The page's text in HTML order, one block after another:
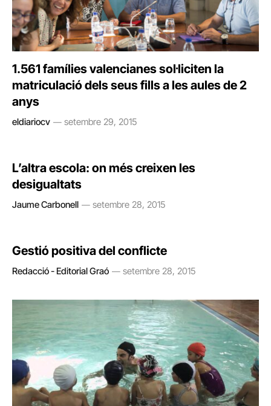
1.561 famílies valencianes sol·liciten la
matriculació dels seus fills a les aules de 2
anys
eldiariocv setembre 29, 2015
L’altra escola: on més creixen les
desigualtats
Jaume Carbonell setembre 28, 2015
Gestió positiva del conflicte
Redacció - Editorial Graó setembre 28, 2015